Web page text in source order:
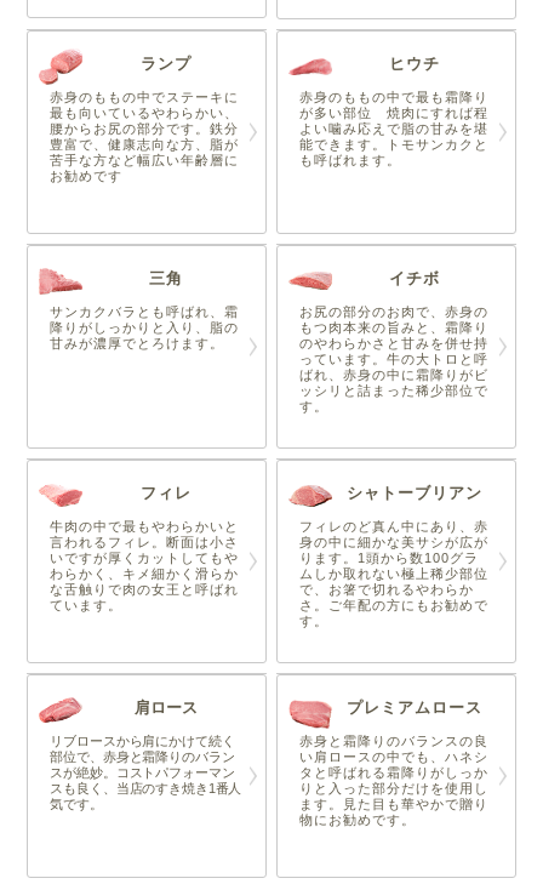
ランプ
赤身のももの中でステーキに
最も向いているやわらかい、
腰からお尻の部分です。鉄分
豊富で、健康志向な方、脂が
苦手な方など幅広い年齢層に
お勧めです
ヒウチ
赤身のももの中で最も霜降り
が多い部位 焼肉にすれば程
よい噛み応えで脂の甘みを堪
能できます。トモサンカクと
も呼ばれます。
三角
サンカクバラとも呼ばれ、霜
降りがしっかりと入り、脂の
甘みが濃厚でとろけます。
イチボ
お尻の部分のお肉で、赤身の
もつ肉本来の旨みと、霜降り
のやわらかさと甘みを併せ持
っています。牛の大トロと呼
ばれ、赤身の中に霜降りがビ
ッシリと詰まった稀少部位で
す。
フィレ
牛肉の中で最もやわらかいと
言われるフィレ。断面は小さ
いですが厚くカットしてもや
わらかく、キメ細かく滑らか
な舌触りで肉の女王と呼ばれ
ています。
シャトーブリアン
フィレのど真ん中にあり、赤
身の中に細かな美サシが広が
ります。1頭から数100グラ
ムしか取れない極上稀少部位
で、お箸で切れるやわらか
さ。ご年配の方にもお勧めで
す。
肩ロース
リブロースから肩にかけて続く
部位で、赤身と霜降りのバラン
スが絶妙。コストパフォーマン
スも良く、当店のすき焼き1番人
気です。
プレミアムロース
赤身と霜降りのバランスの良
い肩ロースの中でも、ハネシ
タと呼ばれる霜降りがしっか
りと入った部分だけを使用し
ます。見た目も華やかで贈り
物にお勧めです。